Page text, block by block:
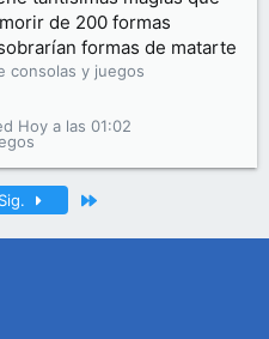
de 200 formas
formas de matarte
consolas y juegos
Hoy a las 01:02
Sig.